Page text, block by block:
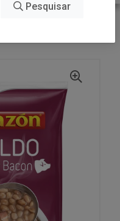
Pesquisar